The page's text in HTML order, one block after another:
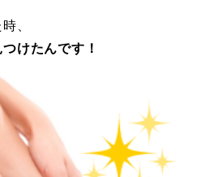
、
けたんです！